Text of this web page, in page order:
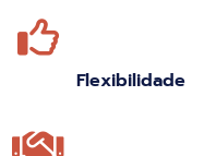
Flexibilidade